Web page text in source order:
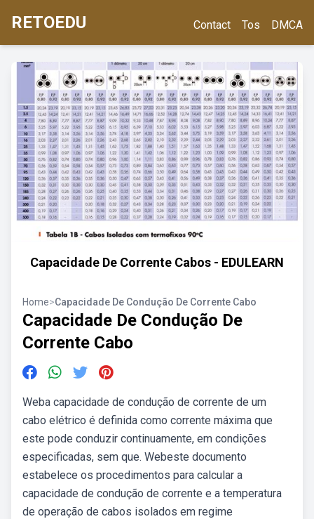
RETOEDU Contact Tos DMCA
Capacidade De Corrente Cabos - EDULEARN
Home>Capacidade De Condução De Corrente Cabo
Capacidade De Condução De
Corrente Cabo
Weba capacidade de condução de corrente de um
cabo elétrico é definida como corrente máxima que
este pode conduzir continuamente, em condições
especificadas, sem que. Webeste documento
estabelece os procedimentos para calcular a
capacidade de condução de corrente e a temperatura
de operação de cabos isolados em regime